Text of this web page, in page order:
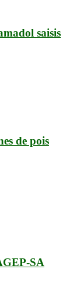
saisis
de pois
SA